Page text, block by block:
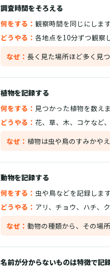
調査時間をそろえる
何をする： 観察時間を同じにします
どうやる： 各地点を10分ずつ観察
なぜ： 長く見た場所ほど多く見
植物を記録する
何をする： 見つかった植物を数えま
どうやる： 花、草、木、コケなど
なぜ： 植物は虫や鳥のすみかや
動物を記録する
何をする： 虫や鳥などを記録します
どうやる： アリ、チョウ、ハチ、
なぜ： 動物の種類から、その場
名前が分からないものは特徴で記